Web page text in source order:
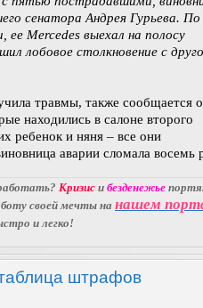
сенатора Андрея Гурьева. По
Mercedes выехал на полосу
лобовое столкновение с
травмы, также сообщается
находились в салоне второго
ребенок и няня – все они
аварии сломала восемь
Кризис и безденежье
своей мечты на нашем
и легко!
штрафов